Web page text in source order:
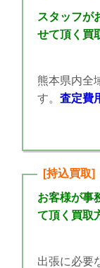
スタッフが
せて頂く買
熊本県内全
す。 査定費
[持込買取]
お客様が事
て頂く買取
出張に必要